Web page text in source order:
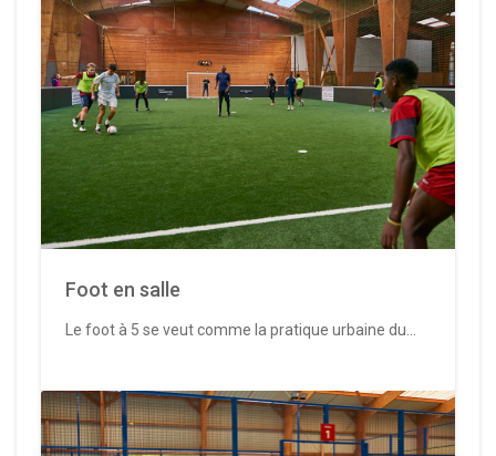
Foot en salle
Le foot à 5 se veut comme la pratique urbaine du...